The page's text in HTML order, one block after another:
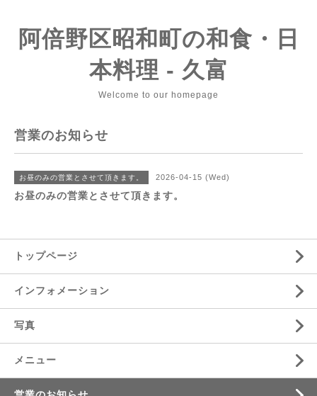
阿倍野区昭和町の和食・日
本料理 - 久富
Welcome to our homepage
営業のお知らせ
お昼のみの営業とさせて頂きます。 2026-04-15 (Wed)
お昼のみの営業とさせて頂きます。
トップページ
インフォメーション
写真
メニュー